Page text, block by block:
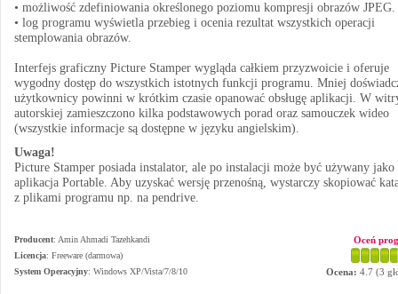
• możliwość zdefiniowania określonego poziomu kompresji obrazów JPEG.
• log programu wyświetla przebieg i ocenia rezultat wszystkich operacji
stemplowania obrazów.
Interfejs graficzny Picture Stamper wygląda całkiem przyzwoicie i oferuje
wygodny dostęp do wszystkich istotnych funkcji programu. Mniej
użytkownicy powinni w krótkim czasie opanować obsługę aplikacji. W
autorskiej zamieszczono kilka podstawowych porad oraz samouczek wideo
(wszystkie informacje są dostępne w języku angielskim).
Uwaga!
Picture Stamper posiada instalator, ale po instalacji może być używany jako
aplikacja Portable. Aby uzyskać wersję przenośną, wystarczy skopiować
z plikami programu np. na pendrive.
Producent: Amin Ahmadi Tazehkandi
Licencja: Freeware (darmowa)
System Operacyjny: Windows XP/Vista/7/8/10
Oceń
Ocena: 4.7 (3